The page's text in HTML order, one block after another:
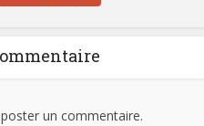
un commentaire.